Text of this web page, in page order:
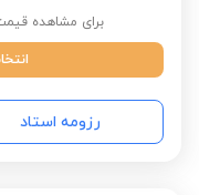
برای مشاهده
رزومه استاد